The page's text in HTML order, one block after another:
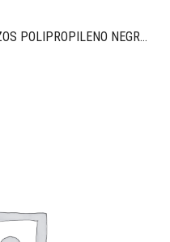
SILLA MOD. A/S WORK, SIN BRAZOS POLIPROPILENO NEGRO, SINCRO CON BLOQUEO, MALLA TALE COLOR NEGRO, TAPIZADO ERA COLOR AZUL OSCURO.